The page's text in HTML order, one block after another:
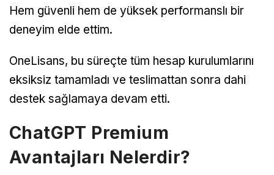
Hem güvenli hem de yüksek performanslı bir
deneyim elde ettim.
OneLisans, bu süreçte tüm hesap kurulumlarını
eksiksiz tamamladı ve teslimattan sonra dahi
destek sağlamaya devam etti.
ChatGPT Premium
Avantajları Nelerdir?